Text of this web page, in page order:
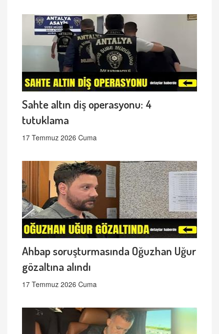
Sahte altın diş operasyonu: 4
tutuklama
17 Temmuz 2026 Cuma
Ahbap soruşturmasında Oğuzhan Uğur
gözaltına alındı
17 Temmuz 2026 Cuma